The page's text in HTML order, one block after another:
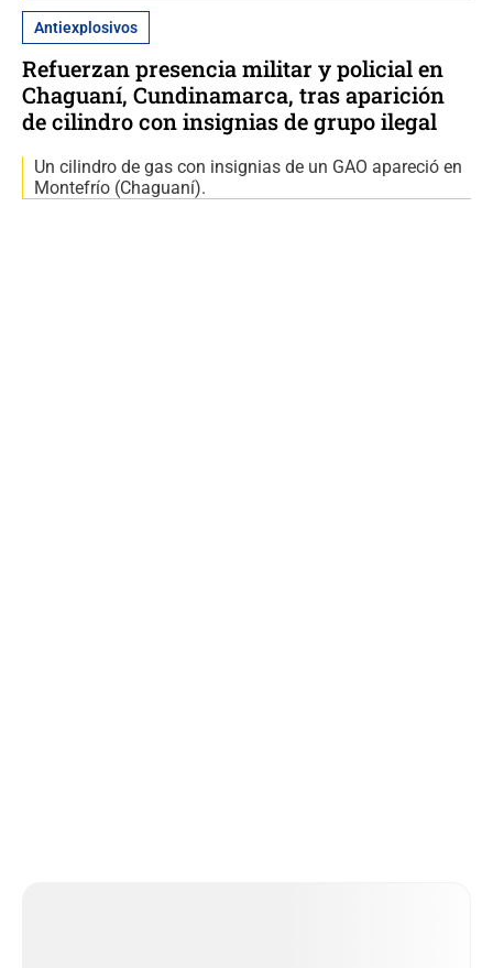
Antiexplosivos
Refuerzan presencia militar y policial en
Chaguaní, Cundinamarca, tras aparición
de cilindro con insignias de grupo ilegal
Un cilindro de gas con insignias de un GAO apareció en
Montefrío (Chaguaní).